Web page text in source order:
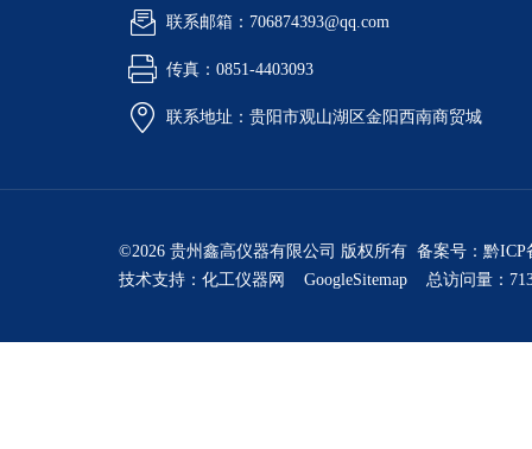
联系邮箱：706874393@qq.com
传真：0851-4403093
联系地址：贵阳市观山湖区金阳西南商贸城
©2026 贵州鑫高仪器有限公司 版权所有 备案号： 黔ICP
技术支持： 化工仪器网 GoogleSitemap 总访问量：